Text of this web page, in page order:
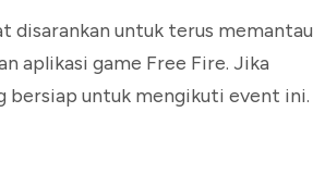
disarankan untuk terus memantau
aplikasi game Free Fire. Jika
bersiap untuk mengikuti event ini.